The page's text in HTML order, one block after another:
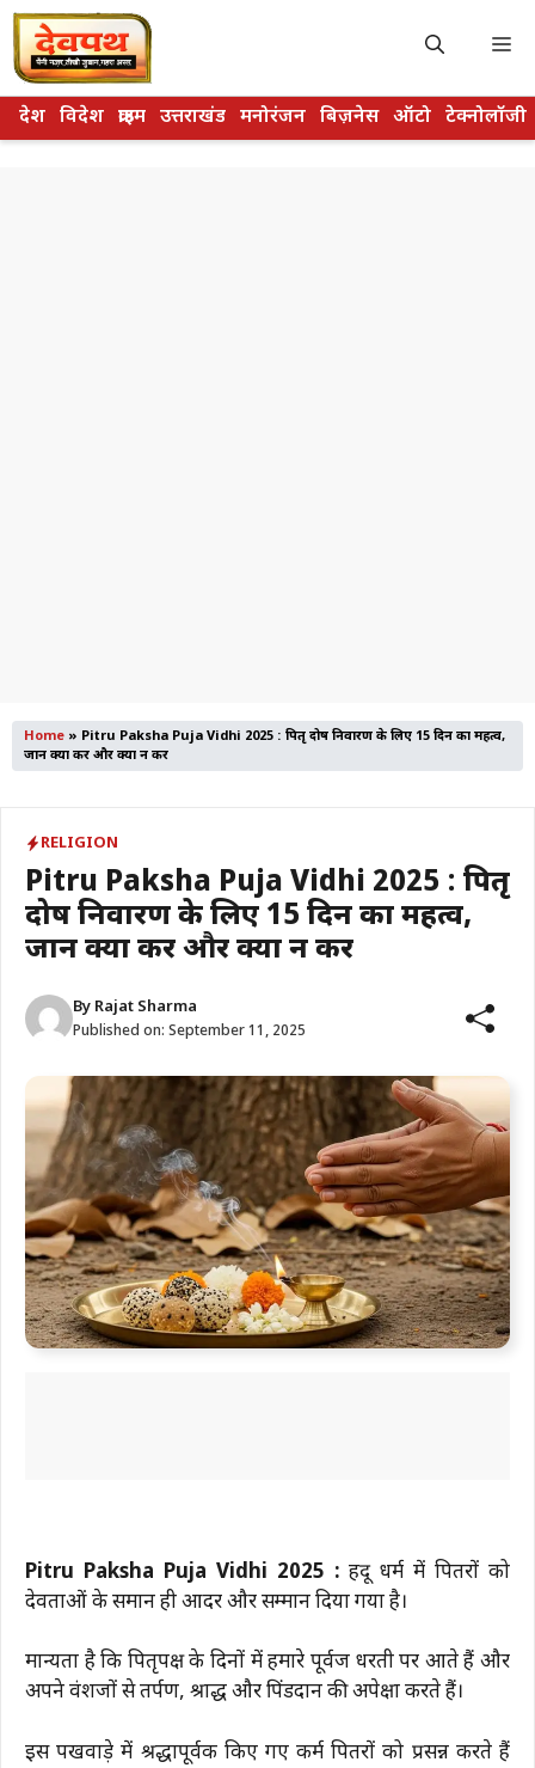
Skip
to
content
देश विदेश क्राइम उत्तराखंड मनोरंजन बिज़नेस ऑटो टेक्नोलॉजी
Home » Pitru Paksha Puja Vidhi 2025 : पितृ दोष निवारण के लिए 15 दिन का महत्व,
जानें क्या करें और क्या न करें
RELIGION
Pitru Paksha Puja Vidhi 2025 : पितृ
दोष निवारण के लिए 15 दिन का महत्व,
जानें क्या करें और क्या न करें
By Rajat Sharma
Published on: September 11, 2025
Pitru Paksha Puja Vidhi 2025 :हिंदू धर्म में पितरों को
देवताओं के समान ही आदर और सम्मान दिया गया है।
मान्यता है कि पितृपक्ष के दिनों में हमारे पूर्वज धरती पर आते हैं और
अपने वंशजों से तर्पण, श्राद्ध और पिंडदान की अपेक्षा करते हैं।
इस पखवाड़े में श्रद्धापूर्वक किए गए कर्म पितरों को प्रसन्न करते हैं